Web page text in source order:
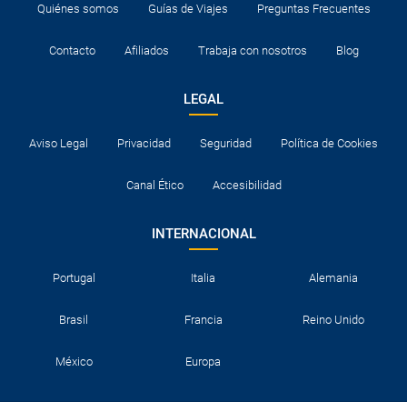
Quiénes somos Guías de Viajes Preguntas Frecuentes
Contacto Afiliados Trabaja con nosotros Blog
LEGAL
Aviso Legal Privacidad Seguridad Política de Cookies
Canal Ético Accesibilidad
INTERNACIONAL
Portugal Italia Alemania
Brasil Francia Reino Unido
México Europa